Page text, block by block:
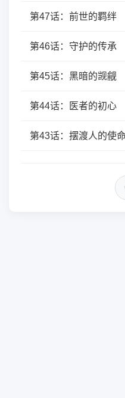
第47话：前世的羁绊
第46话：守护的传承
第45话：黑暗的觊觎
第44话：医者的初心
第43话：摆渡人的使